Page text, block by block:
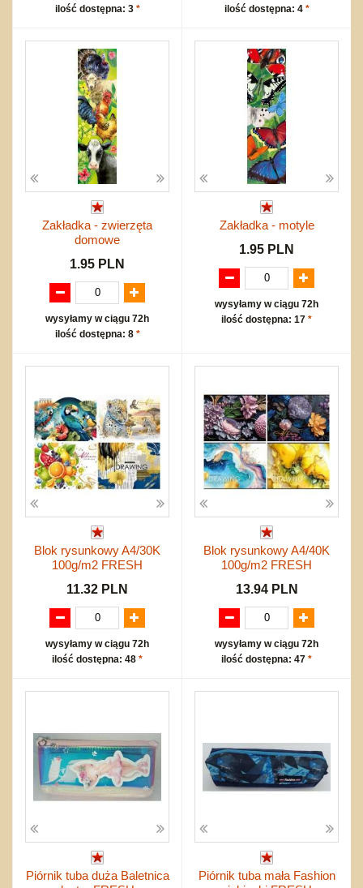
ilość dostępna: 3 *
ilość dostępna: 4 *
Zakładka - zwierzęta
domowe
1.95 PLN
wysyłamy w ciągu 72h
ilość dostępna: 8 *
Zakładka - motyle
1.95 PLN
wysyłamy w ciągu 72h
ilość dostępna: 17 *
Blok rysunkowy A4/30K
100g/m2 FRESH
11.32 PLN
wysyłamy w ciągu 72h
ilość dostępna: 48 *
Blok rysunkowy A4/40K
100g/m2 FRESH
13.94 PLN
wysyłamy w ciągu 72h
ilość dostępna: 47 *
Piórnik tuba duża Baletnica
Piórnik tuba mała Fashion